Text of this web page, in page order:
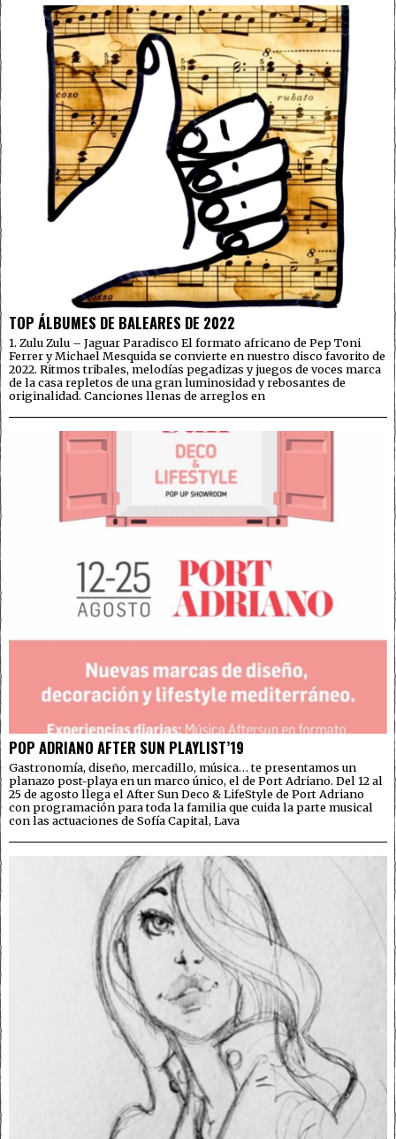
TOP ÁLBUMES DE BALEARES DE 2022
1. Zulu Zulu – Jaguar Paradisco El formato africano de Pep Toni
Ferrer y Michael Mesquida se convierte en nuestro disco favorito de
2022. Ritmos tribales, melodías pegadizas y juegos de voces marca
de la casa repletos de una gran luminosidad y rebosantes de
originalidad. Canciones llenas de arreglos en
POP ADRIANO AFTER SUN PLAYLIST’19
Gastronomía, diseño, mercadillo, música… te presentamos un
planazo post-playa en un marco único, el de Port Adriano. Del 12 al
25 de agosto llega el After Sun Deco & LifeStyle de Port Adriano
con programación para toda la familia que cuida la parte musical
con las actuaciones de Sofía Capital, Lava